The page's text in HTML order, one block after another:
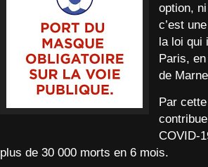
option,
c’est
la loi qui
Paris,
de
Par
COVID-
plus de 30 000 morts en 6 mois.